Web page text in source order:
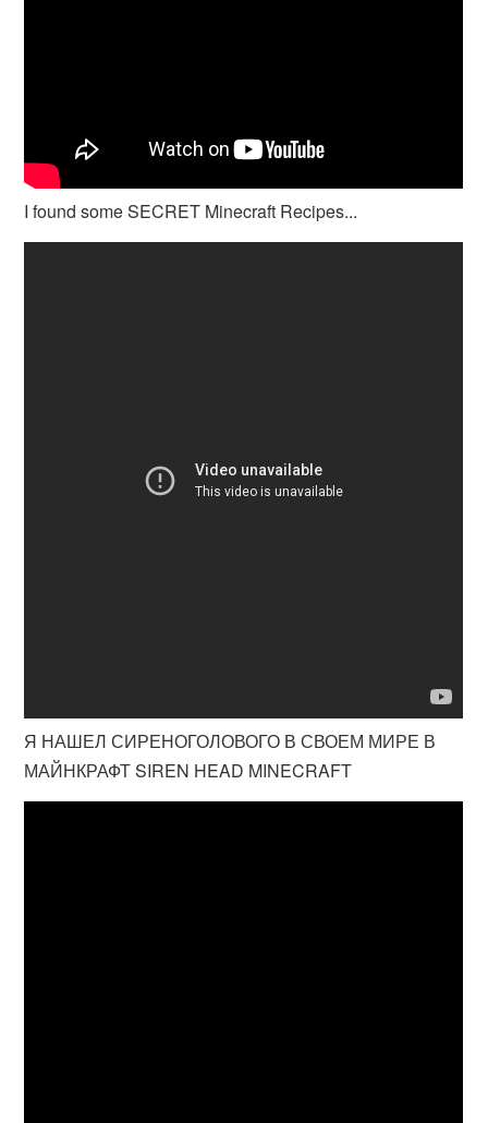
I found some SECRET Minecraft Recipes...
Я НАШЕЛ СИРЕНОГОЛОВОГО В СВОЕМ МИРЕ В
МАЙНКРАФТ SIREN HEAD MINECRAFT